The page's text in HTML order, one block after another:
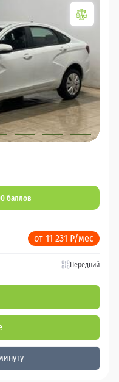
баллов
от 11 231 ₽/мес
Передний